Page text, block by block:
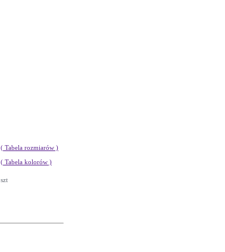
( Tabela rozmiarów )
( Tabela kolorów )
szt